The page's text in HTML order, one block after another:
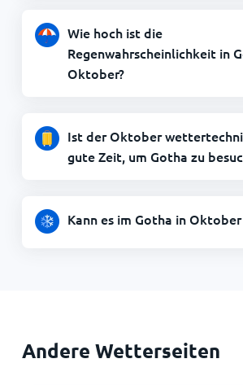
Wie hoch ist die
Regenwahrscheinlichkeit in
Oktober?
Ist der Oktober
gute Zeit, um Gotha zu
Kann es im Gotha in Oktober
Andere Wetterseiten